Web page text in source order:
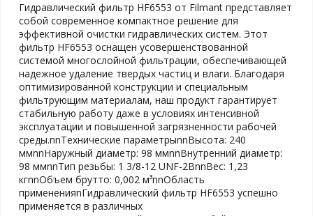
Гидравлический фильтр HF6553 от Filmant представляет
собой современное компактное решение для
эффективной очистки гидравлических систем. Этот
фильтр HF6553 оснащен усовершенствованной
системой многослойной фильтрации, обеспечивающей
надежное удаление твердых частиц и влаги. Благодаря
оптимизированной конструкции и специальным
фильтрующим материалам, наш продукт гарантирует
стабильную работу даже в условиях интенсивной
эксплуатации и повышенной загрязненности рабочей
среды.nnТехнические параметрыnnВысота: 240
ммnnНаружный диаметр: 98 ммnnВнутренний диаметр:
98 ммnnТип резьбы: 1 3/8-12 UNF-2BnnВес: 1,23
кгnnОбъем брутто: 0,002 м³nnОбласть
примененияnГидравлический фильтр HF6553 успешно
применяется в различных